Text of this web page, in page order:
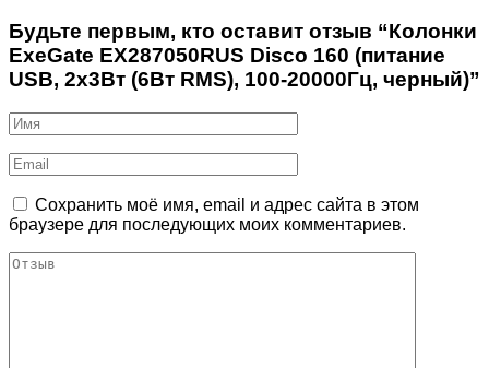
Будьте первым, кто оставит отзыв “Колонки
ExeGate EX287050RUS Disco 160 (питание
USB, 2х3Вт (6Вт RMS), 100-20000Гц, черный)”
Сохранить моё имя, email и адрес сайта в этом
браузере для последующих моих комментариев.